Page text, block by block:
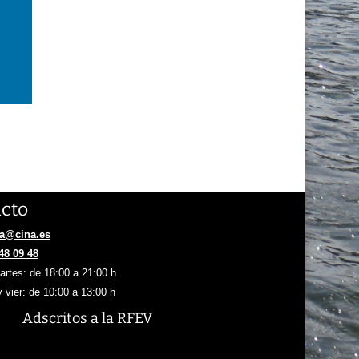
09 48
de 18:00 a 21:00 h
vier: de 10:00 a 13:00 h
Adscritos a la RFEV